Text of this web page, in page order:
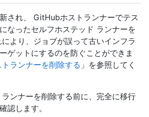
され、 GitHubホストランナーでテス
なったセルフホステッド ランナーを
より、ジョブが誤って古いインフラ
ゲットにするのを防ぐことができま
ランナーを削除する 」を参照してく
ンナーを削除する前に、完全に移行
認します。